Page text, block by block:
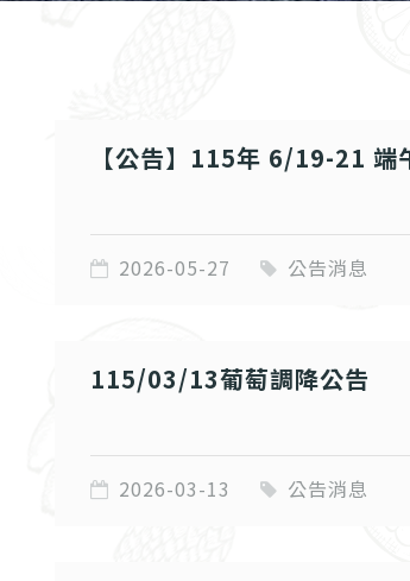
【公告】115年 6/19-21 端
2026-05-27 公告消息
115/03/13葡萄調降公告
2026-03-13 公告消息